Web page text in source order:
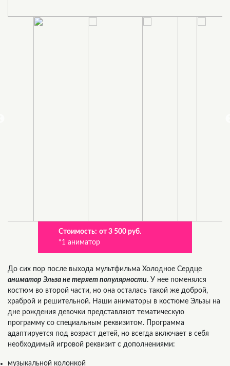
Стоимость: от 3 500 руб.
*1 аниматор
До сих пор после выхода мультфильма Холодное Сердце
аниматор Эльза не теряет популярности. У нее поменялся
костюм во второй части, но она осталась такой же доброй,
храброй и решительной. Наши аниматоры в костюме Эльзы на
дне рождения девочки представляют тематическую
программу со специальным реквизитом. Программа
адаптируется под возраст детей, но всегда включает в себя
необходимый игровой реквизит с дополнениями:
музыкальной колонкой